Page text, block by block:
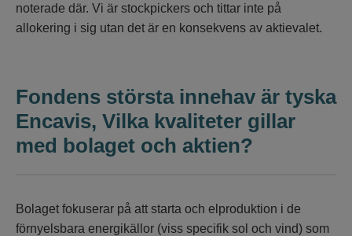
noterade där. Vi är stockpickers och tittar inte på
allokering i sig utan det är en konsekvens av aktievalet.
Fondens största innehav är tyska
Encavis, Vilka kvaliteter gillar
med bolaget och aktien?
Bolaget fokuserar på att starta och elproduktion i de
förnyelsbara energikällor (viss specifik sol och vind) som